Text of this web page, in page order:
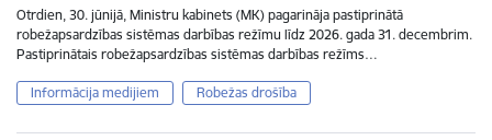
Otrdien, 30. jūnijā, Ministru kabinets (MK) pagarināja pastiprinātā
robežapsardzības sistēmas darbības režīmu līdz 2026. gada 31. decembrim.
Pastiprinātais robežapsardzības sistēmas darbības režīms…
Informācija medijiem Robežas drošība